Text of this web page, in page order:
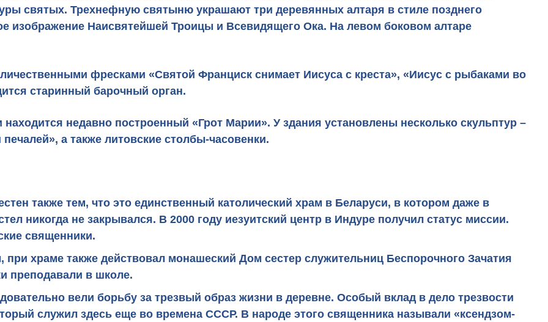
святых. Трехнефную святыню украшают три деревянных алтаря в стиле позднего
изображение Наисвятейшей Троицы и Всевидящего Ока. На левом боковом алтаре
фресками «Святой Франциск снимает Иисуса с креста», «Иисус с рыбаками во
старинный барочный орган.
недавно построенный «Грот Марии». У здания установлены несколько скульптур –
а также литовские столбы-часовенки.
также тем, что это единственный католический храм в Беларуси, в котором даже в
никогда не закрывался. В 2000 году иезуитский центр в Индуре получил статус миссии.
священники.
храме также действовал монашеский Дом сестер служительниц Беспорочного Зачатия
преподавали в школе.
вели борьбу за трезвый образ жизни в деревне. Особый вклад в дело трезвости
служил здесь еще во времена СССР. В народе этого священника называли «ксендзом-